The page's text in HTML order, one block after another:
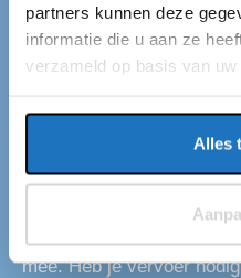
partners kunnen deze
informatie die u aan ze
verzameld op basis van
Alles
Op zoek naar een
ons aan het juiste adres!
Aalburg. Wij vervoeren
Aalburg. De groepen
mee. Heb je vervoer